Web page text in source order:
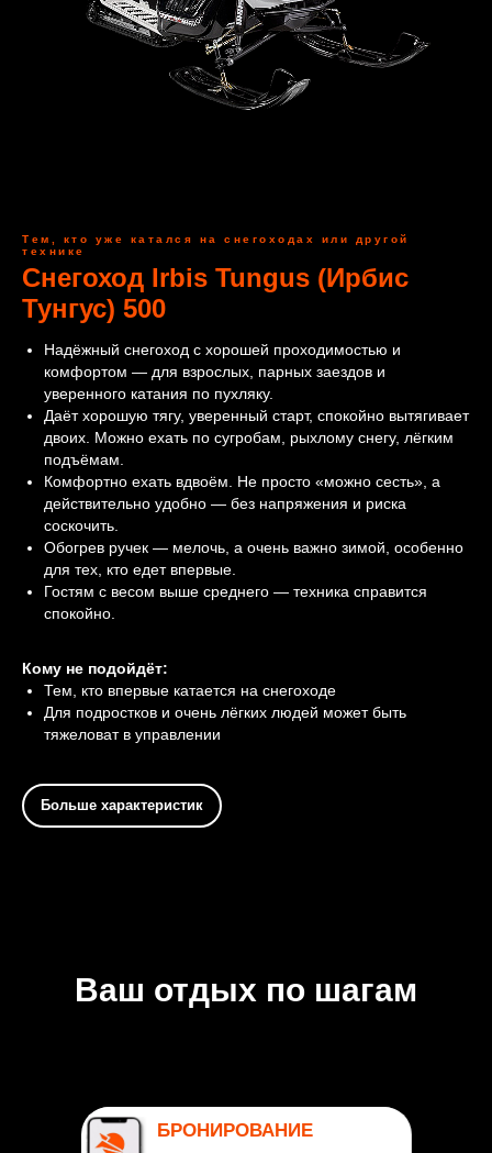
Тем, кто уже катался на снегоходах или другой
технике
Снегоход Irbis Tungus (Ирбис
Тунгус) 500
Надёжный снегоход с хорошей проходимостью и
комфортом — для взрослых, парных заездов и
уверенного катания по пухляку.
Даёт хорошую тягу, уверенный старт, спокойно вытягивает
двоих. Можно ехать по сугробам, рыхлому снегу, лёгким
подъёмам.
Комфортно ехать вдвоём. Не просто «можно сесть», а
действительно удобно — без напряжения и риска
соскочить.
Обогрев ручек — мелочь, а очень важно зимой, особенно
для тех, кто едет впервые.
Гостям с весом выше среднего — техника справится
спокойно.
Кому не подойдёт:
Тем, кто впервые катается на снегоходе
Для подростков и очень лёгких людей может быть
тяжеловат в управлении
Больше характеристик
Ваш отдых по шагам
БРОНИРОВАНИЕ